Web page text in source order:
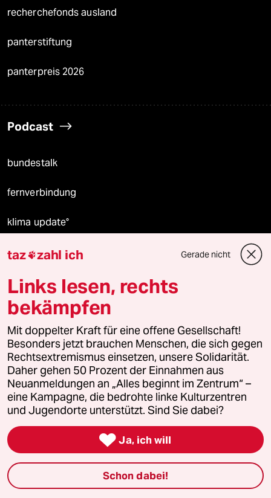
recherchefonds ausland
panterstiftung
panterpreis 2026
Podcast
bundestalk
fernverbindung
klima update°
Mauerecho
Freie Rede
reingehen
Newsletter
team zukunft
taz frisch
taz zahl ich
taz lab Infobrief
taz zahl ich Gerade nicht
Links lesen, rechts
bekämpfen
Mit doppelter Kraft für eine offene Gesellschaft!
Besonders jetzt brauchen Menschen, die sich gegen
Rechtsextremismus einsetzen, unsere Solidarität.
Daher gehen 50 Prozent der Einnahmen aus
Neuanmeldungen an „Alles beginnt im Zentrum“ –
eine Kampagne, die bedrohte linke Kulturzentren
und Jugendorte unterstützt. Sind Sie dabei?
 Ja, ich will
Schon dabei!